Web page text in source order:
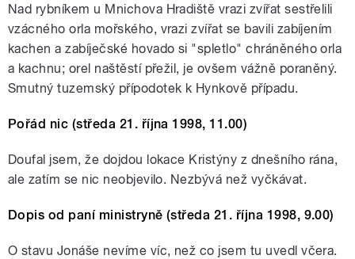
Nad rybníkem u Mnichova Hradiště vrazi zvířat sestřelili
vzácného orla mořského, vrazi zvířat se bavili zabíjením
kachen a zabíječské hovado si "spletlo" chráněného orla
a kachnu; orel naštěstí přežil, je ovšem vážně poraněný.
Smutný tuzemský přípodotek k Hynkově případu.
Pořád nic (středa 21. října 1998, 11.00)
Doufal jsem, že dojdou lokace Kristýny z dnešního rána,
ale zatím se nic neobjevilo. Nezbývá než vyčkávat.
Dopis od paní ministryně (středa 21. října 1998, 9.00)
O stavu Jonáše nevíme víc, než co jsem tu uvedl včera.